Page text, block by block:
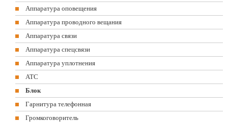
Аппаратура оповещения
Аппаратура проводного вещания
Аппаратура связи
Аппаратура спецсвязи
Аппаратура уплотнения
АТС
Блок
Гарнитура телефонная
Громкоговоритель